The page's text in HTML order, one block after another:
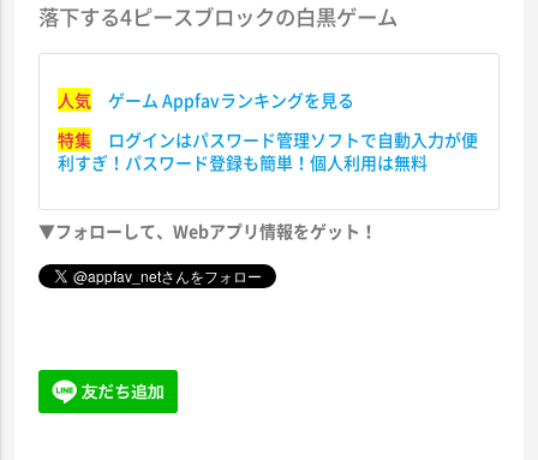
落下する4ピースブロックの白黒ゲーム
人気
ゲーム Appfavランキングを見る
特集
ログインはパスワード管理ソフトで自動入力が便
利すぎ！パスワード登録も簡単！個人利用は無料
▼フォローして、Webアプリ情報をゲット！